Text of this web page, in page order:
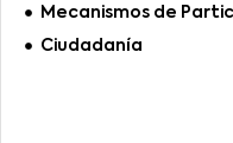
Mecanismos de
Ciudadanía